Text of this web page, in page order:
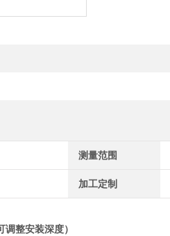
测量范围
加工定制
整安装深度）